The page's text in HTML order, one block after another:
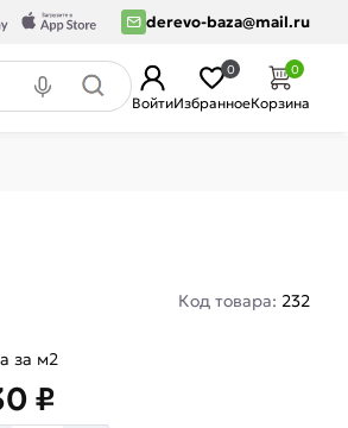
derevo-baza@mail.ru
ВойтиИзбранное
0
Корзина
0
Код товара: 232
за м2
₽